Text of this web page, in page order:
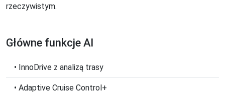
rzeczywistym.
Główne funkcje AI
• InnoDrive z analizą trasy
• Adaptive Cruise Control+